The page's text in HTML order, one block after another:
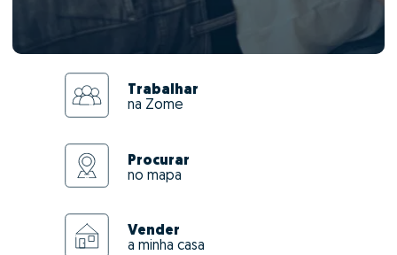
Trabalhar
na Zome
Procurar
no mapa
Vender
a minha casa